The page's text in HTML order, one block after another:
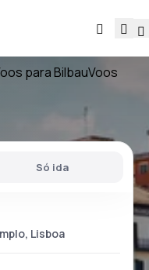
para BilbauVoos
Só ida